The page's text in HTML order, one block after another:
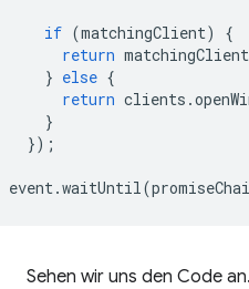
if (matchingClient)
{
return matchingClient
} else {
return clients .
}
});
event.waitUntil(
Sehen wir uns den Code an.